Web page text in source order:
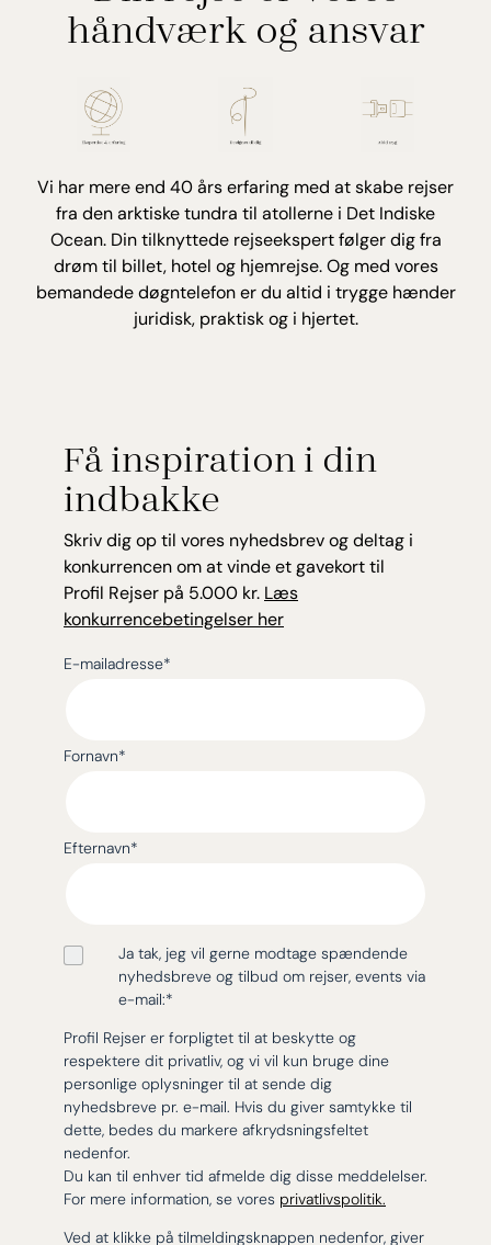
håndværk og ansvar
Vi har mere end 40 års erfaring med at skabe rejser
fra den arktiske tundra til atollerne i Det Indiske
Ocean. Din tilknyttede rejseekspert følger dig fra
drøm til billet, hotel og hjemrejse. Og med vores
bemandede døgntelefon er du altid i trygge hænder
juridisk, praktisk og i hjertet.
Få inspiration i din
indbakke
Skriv dig op til vores nyhedsbrev og deltag i
konkurrencen om at vinde et gavekort til
Profil Rejser på 5.000 kr. Læs
konkurrencebetingelser her
E-mailadresse*
Fornavn*
Efternavn*
Ja tak, jeg vil gerne modtage spændende
nyhedsbreve og tilbud om rejser, events via
e-mail:*
Profil Rejser er forpligtet til at beskytte og
respektere dit privatliv, og vi vil kun bruge dine
personlige oplysninger til at sende dig
nyhedsbreve pr. e-mail. Hvis du giver samtykke til
dette, bedes du markere afkrydsningsfeltet
nedenfor.
Du kan til enhver tid afmelde dig disse meddelelser.
For mere information, se vores privatlivspolitik.
Ved at klikke på tilmeldingsknappen nedenfor, giver